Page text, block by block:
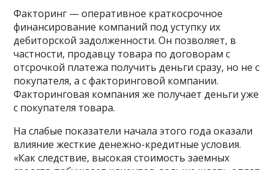
Факторинг — оперативное краткосрочное
финансирование компаний под уступку их
дебиторской задолженности. Он позволяет, в
частности, продавцу товара по договорам с
отсрочкой платежа получить деньги сразу, но не с
покупателя, а с факторинговой компании.
Факторинговая компания же получает деньги уже
с покупателя товара.
На слабые показатели начала этого года оказали
влияние жесткие денежно-кредитные условия.
«Как следствие, высокая стоимость заемных